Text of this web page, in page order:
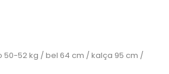
50-52 kg / bel 64 cm / kalça 95 cm /